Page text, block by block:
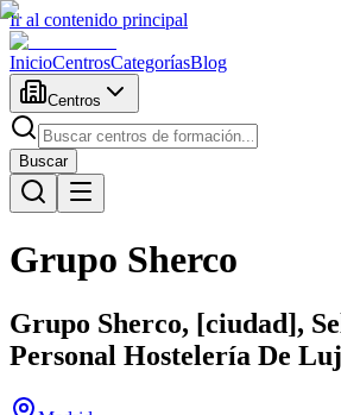
Ir al contenido principal
InicioCentrosCategoríasBlog
Centros
Buscar
Grupo Sherco
Grupo Sherco, [ciudad],
Personal Hostelería De